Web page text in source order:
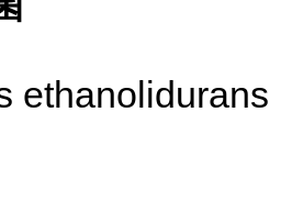
ethanolidurans